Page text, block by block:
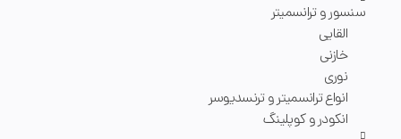
سنسور و ترانسمیتر
القایی
خازنی
نوری
انواع ترانسمیتر و ترنسدیوسر
انکودر و کوپلینگ